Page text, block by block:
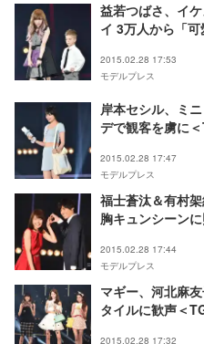
益若つばさ、イ
イ 3万人から「
2015.02.28 17:53
モデルプレス
岸本セシル、ミ
デで観客を虜に
2015.02.28 17:47
モデルプレス
福士蒼汰＆有村
胸キュンシーン
2015.02.28 17:44
モデルプレス
マギー、河北麻
タイルに歓声＜
2015.02.28 17:32